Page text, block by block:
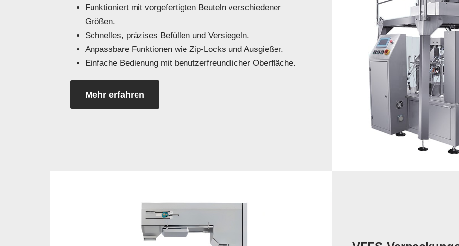
Funktioniert mit vorgefertigten Beuteln verschiedener
Größen.
Schnelles, präzises Befüllen und Versiegeln.
Anpassbare Funktionen wie Zip-Locks und Ausgießer.
Einfache Bedienung mit benutzerfreundlicher Oberfläche.
Mehr erfahren